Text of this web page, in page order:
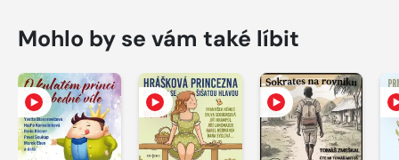
Mohlo by se vám také líbit